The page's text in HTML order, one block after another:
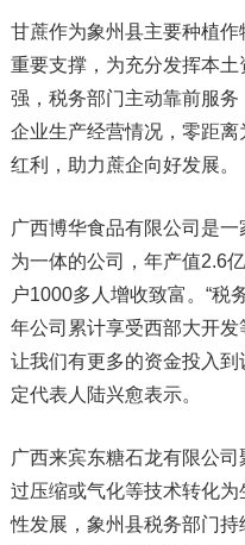
甘蔗作为象州县主要种植
重要支撑，为充分发挥本
强，税务部门主动靠前服
企业生产经营情况，零距
红利，助力蔗企向好发展。
广西博华食品有限公司是
为一体的公司，年产值2.6
户1000多人增收致富。“税
年公司累计享受西部大开发
让我们有更多的资金投入
定代表人陆兴愈表示。
广西来宾东糖石龙有限公司
过压缩或气化等技术转化
性发展，象州县税务部门